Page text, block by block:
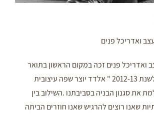
ואדריכל פנים
ואדריכל פנים זכה במקום הראשון בתואר
"המעצב המבטיח לשנת 2012-13 " אלדד יוצר שפה עיצובית
את סגנון הבניה בסביבתנו .השילוב בין
שאנו רוצים להרגיש שאנו חוזרים הביתה